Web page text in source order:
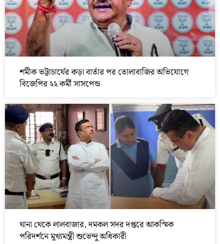
শমীক ভট্টাচার্যের কড়া বার্তার পর তোলাবাজির অভিযোগে
বিজেপির ২২ কর্মী সাসপেন্ড
থানা থেকে লালবাজার, দমকল সদর দপ্তরে আকস্মিক
পরিদর্শনে মুখ্যমন্ত্রী শুভেন্দু অধিকারী